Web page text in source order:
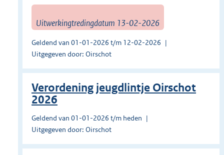
Uitwerkingtredingdatum 13-02-2026
Geldend van 01-01-2026 t/m 12-02-2026
Uitgegeven door: Oirschot
Verordening jeugdlintje Oirschot
2026
Geldend van 01-01-2026 t/m heden
Uitgegeven door: Oirschot